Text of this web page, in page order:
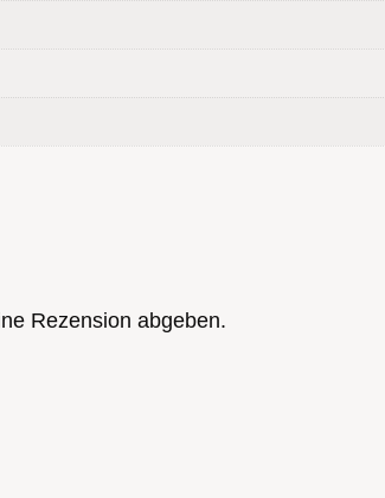
Rezension abgeben.